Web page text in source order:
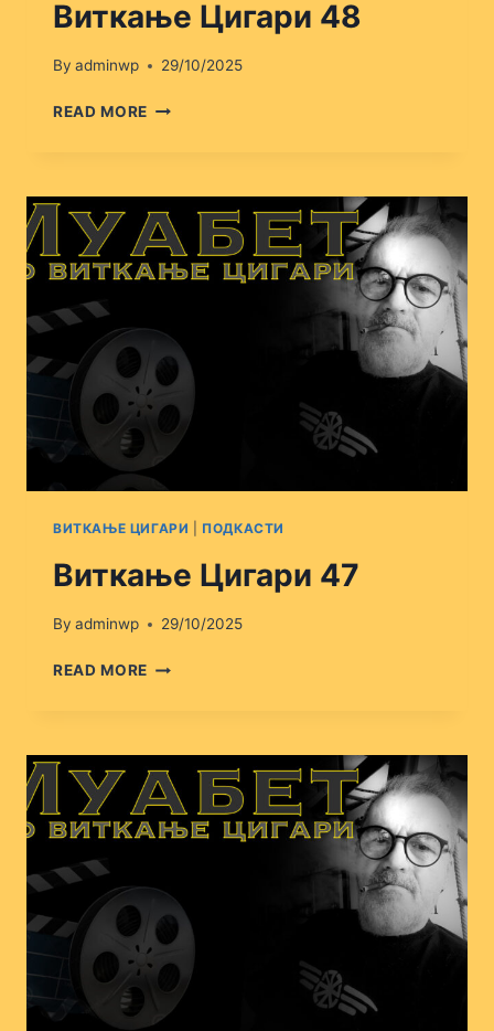
Виткање Цигари 48
By adminwp 29/10/2025
READ MORE ВИТКАЊЕ
ВИТКАЊЕ ЦИГАРИ ПОДКАСТИ
Виткање Цигари 47
By adminwp 29/10/2025
READ MORE ВИТКАЊЕ